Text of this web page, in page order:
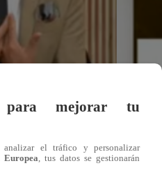
para mejorar tu
el tráfico y personalizar
Europea , tus datos se gestionarán